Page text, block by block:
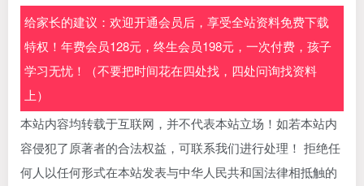
给家长的建议：欢迎开通会员后，享受全站资料免费下载
特权！年费会员128元，终生会员198元，一次付费，孩子
学习无忧！（不要把时间花在四处找，四处问询找资料
上）
本站内容均转载于互联网，并不代表本站立场！如若本站内
容侵犯了原著者的合法权益，可联系我们进行处理！ 拒绝任
何人以任何形式在本站发表与中华人民共和国法律相抵触的